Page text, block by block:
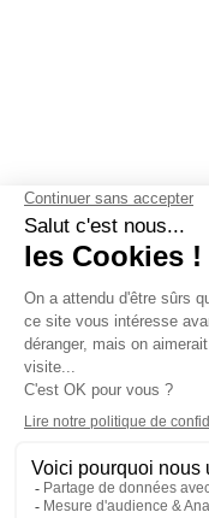
Contactez-nous-
confidentialité-Gestion